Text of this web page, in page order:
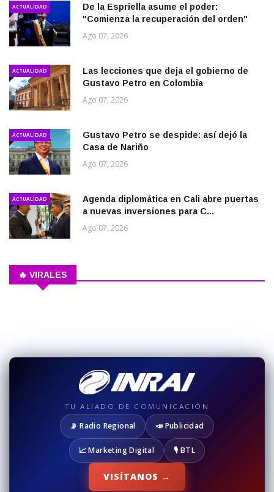
ACTUALIDAD
De la Espriella asume el poder:
"Comienza la recuperación del orden"
Ago 07, 2026
ACTUALIDAD
Las lecciones que deja el gobierno de
Gustavo Petro en Colombia
Ago 07, 2026
ACTUALIDAD
Gustavo Petro se despide: así dejó la
Casa de Nariño
Ago 07, 2026
ACTUALIDAD
Agenda diplomática en Cali abre puertas
a nuevas inversiones para C...
Ago 07, 2026
🔥 VIRALES
TU ALIADO DE COMUNICACIÓN
📡 Radio Regional 📣 Publicidad
📈 Marketing Digital 🎙️ BTL
VISÍTANOS →